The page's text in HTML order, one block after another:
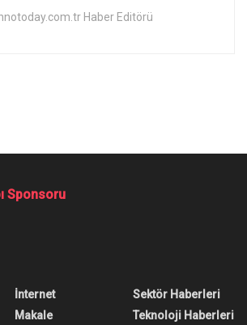
Haber Editörü
Sponsoru
İnternet
Makale
Sektör Haberleri
Teknoloji Haberleri